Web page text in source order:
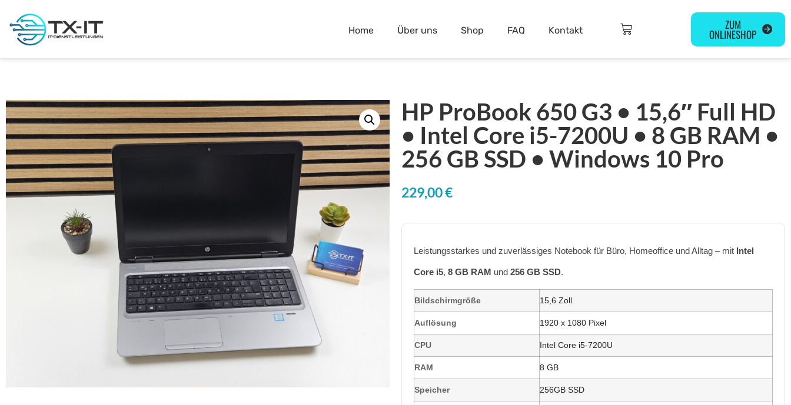
Home Über uns Shop FAQ Kontakt ZUM
ONLINESHOP
HP ProBook 650 G3 • 15,6″ Full HD
• Intel Core i5-7200U • 8 GB RAM •
256 GB SSD • Windows 10 Pro
229,00€
Leistungsstarkes und zuverlässiges Notebook für Büro, Homeoffice und Alltag – mit Intel
Core i5, 8 GB RAM und 256 GB SSD.
Bildschirmgröße 15,6 Zoll
Auflösung 1920 x 1080 Pixel
CPU Intel Core i5-7200U
RAM 8 GB
Speicher 256GB SSD